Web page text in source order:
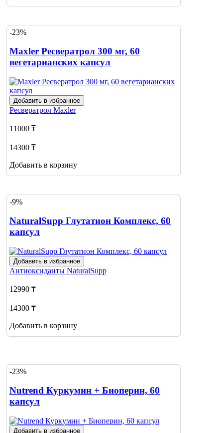
-23%
Maxler Ресвератрол 300 мг, 60
вегетарианских капсул
Добавить в избранное
Ресвератрол Maxler
11000 ₸
14300 ₸
Добавить в корзину
-9%
NaturalSupp Глутатион Комплекс, 60
капсул
Добавить в избранное
Антиоксиданты NaturalSupp
12990 ₸
14300 ₸
Добавить в корзину
-23%
Nutrend Куркумин + Биоперин, 60
капсул
Добавить в избранное